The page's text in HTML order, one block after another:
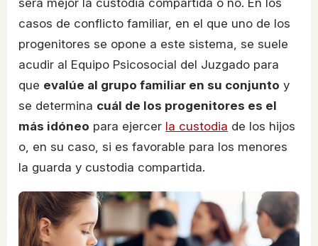
casos de conflicto familiar, en el que uno de los
progenitores se opone a este sistema, se suele
acudir al Equipo Psicosocial del Juzgado para
que evalúe al grupo familiar en su conjunto y
se determina cuál de los progenitores es el
más idóneo para ejercer la custodia de los hijos
o, en su caso, si es favorable para los menores
la guarda y custodia compartida.